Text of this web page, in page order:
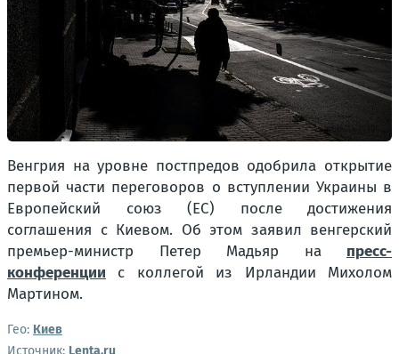
Венгрия на уровне постпредов одобрила открытие
первой части переговоров о вступлении Украины в
Европейский союз (ЕС) после достижения
соглашения с Киевом. Об этом заявил венгерский
премьер-министр Петер Мадьяр на пресс-
конференции с коллегой из Ирландии Михолом
Мартином.
Гео: Киев